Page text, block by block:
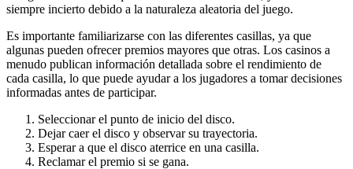
siempre incierto debido a la naturaleza aleatoria del juego.
Es importante familiarizarse con las diferentes casillas, ya que
algunas pueden ofrecer premios mayores que otras. Los casinos a
menudo publican información detallada sobre el rendimiento de
cada casilla, lo que puede ayudar a los jugadores a tomar decisiones
informadas antes de participar.
Seleccionar el punto de inicio del disco.
Dejar caer el disco y observar su trayectoria.
Esperar a que el disco aterrice en una casilla.
Reclamar el premio si se gana.